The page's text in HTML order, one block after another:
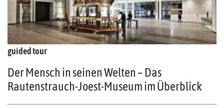
guided tour
Der Mensch in seinen Welten – Das
Rautenstrauch-Joest-Museum im Überblick